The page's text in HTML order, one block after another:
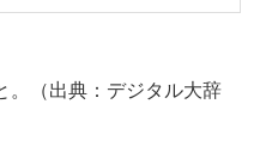
。（出典：デジタル大辞